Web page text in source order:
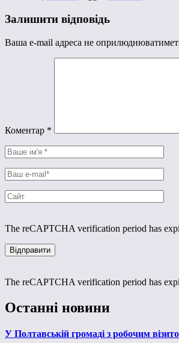
Залишити відповідь
Ваша e-mail адреса не
Коментар *
The reCAPTCHA verification period has
The reCAPTCHA verification period has
Останні новини
У Полтавській громаді з робочим